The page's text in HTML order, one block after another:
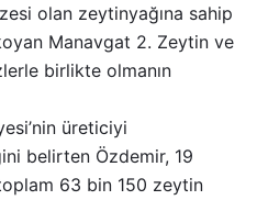
olan zeytinyağına sahip
Manavgat 2. Zeytin ve
birlikte olmanın
üreticiyi
belirten Özdemir, 19
63 bin 150 zeytin